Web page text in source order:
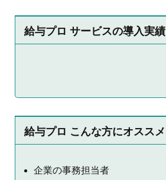
給与プロ サービスの導入実績
給与プロ こんな方にオススメ
企業の事務担当者